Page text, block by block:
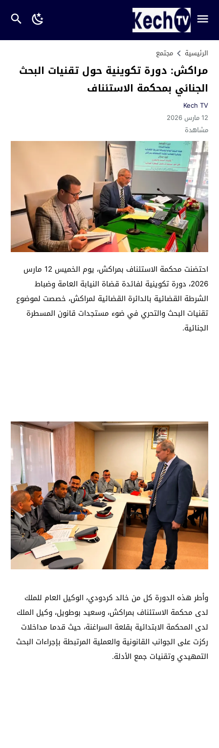
الرئيسية مجتمع
مراكش: دورة تكوينية حول تقنيات البحث
الجنائي بمحكمة الاستئناف
Kech TV
12 مارس 2026
مشاهدة
احتضنت محكمة الاستئناف بمراكش، يوم الخميس 12 مارس
2026، دورة تكوينية لفائدة قضاة النيابة العامة وضباط
الشرطة القضائية بالدائرة القضائية لمراكش، خصصت لموضوع
تقنيات البحث والتحري في ضوء مستجدات قانون المسطرة
الجنائية.
وأطر هذه الدورة كل من خالد كردودي، الوكيل العام للملك
لدى محكمة الاستئناف بمراكش، وسعيد بوطويل، وكيل الملك
لدى المحكمة الابتدائية بقلعة السراغنة، حيث قدما مداخلات
ركزت على الجوانب القانونية والعملية المرتبطة بإجراءات البحث
التمهيدي وتقنيات جمع الأدلة.